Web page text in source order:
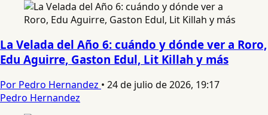
La Velada del Año 6: cuándo y dónde ver a Roro,
Edu Aguirre, Gaston Edul, Lit Killah y más
Por Pedro Hernandez • 24 de julio de 2026, 19:17
Pedro Hernandez